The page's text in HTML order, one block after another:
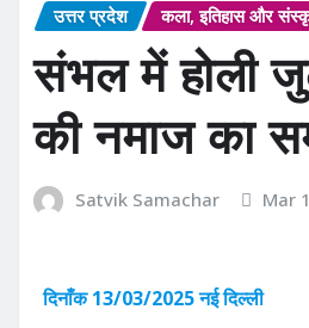
उत्तर प्रदेश कला, इतिहास और
संभल में होली
की नमाज का
Satvik Samachar Mar
दिनाँक 13/03/2025 नई दिल्ली